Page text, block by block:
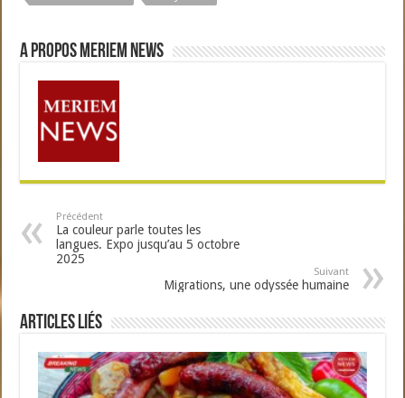
A propos Meriem News
Précédent
La couleur parle toutes les
langues. Expo jusqu’au 5 octobre
2025
Suivant
Migrations, une odyssée humaine
Articles liés